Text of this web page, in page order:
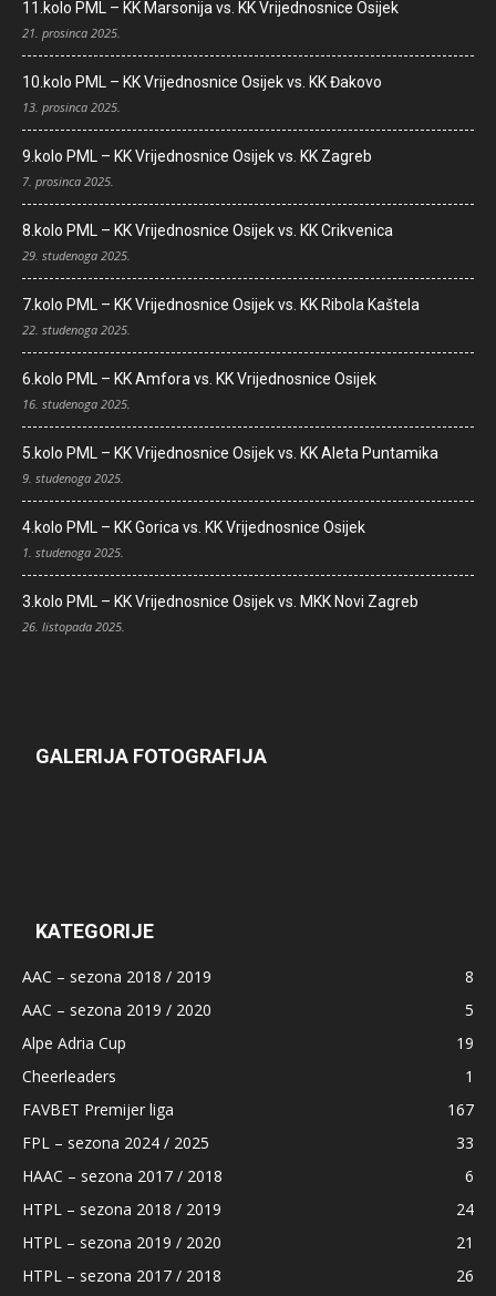
11.kolo PML – KK Marsonija vs. KK Vrijednosnice Osijek
21. prosinca 2025.
10.kolo PML – KK Vrijednosnice Osijek vs. KK Đakovo
13. prosinca 2025.
9.kolo PML – KK Vrijednosnice Osijek vs. KK Zagreb
7. prosinca 2025.
8.kolo PML – KK Vrijednosnice Osijek vs. KK Crikvenica
29. studenoga 2025.
7.kolo PML – KK Vrijednosnice Osijek vs. KK Ribola Kaštela
22. studenoga 2025.
6.kolo PML – KK Amfora vs. KK Vrijednosnice Osijek
16. studenoga 2025.
5.kolo PML – KK Vrijednosnice Osijek vs. KK Aleta Puntamika
9. studenoga 2025.
4.kolo PML – KK Gorica vs. KK Vrijednosnice Osijek
1. studenoga 2025.
3.kolo PML – KK Vrijednosnice Osijek vs. MKK Novi Zagreb
26. listopada 2025.
GALERIJA FOTOGRAFIJA
KATEGORIJE
AAC – sezona 2018 / 2019
8
AAC – sezona 2019 / 2020
5
Alpe Adria Cup
19
Cheerleaders
1
FAVBET Premijer liga
167
FPL – sezona 2024 / 2025
33
HAAC – sezona 2017 / 2018
6
HTPL – sezona 2018 / 2019
24
HTPL – sezona 2019 / 2020
21
HTPL – sezona 2017 / 2018
26